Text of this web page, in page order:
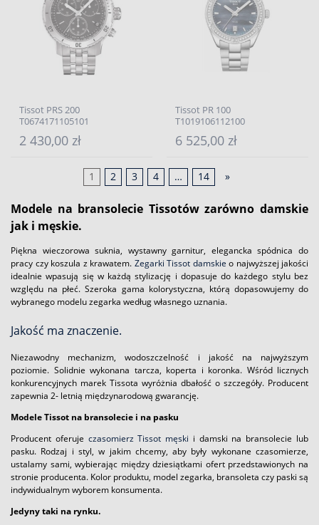
Tissot PRS 200
T0674171105101
2 430,00 zł
Tissot PR 100
T1019106112100
6 525,00 zł
1 2 3 4 … 14 »
Modele na bransolecie Tissotów zarówno damskie
jak i męskie.
Piękna wieczorowa suknia, wystawny garnitur, elegancka spódnica do
pracy czy koszula z krawatem. Zegarki Tissot damskie o najwyższej jakości
idealnie wpasują się w każdą stylizację i dopasuje do każdego stylu bez
względu na płeć. Szeroka gama kolorystyczna, którą dopasowujemy do
wybranego modelu zegarka według własnego uznania.
Jakość ma znaczenie.
Niezawodny mechanizm, wodoszczelność i jakość na najwyższym
poziomie. Solidnie wykonana tarcza, koperta i koronka. Wśród licznych
konkurencyjnych marek Tissota wyróżnia dbałość o szczegóły. Producent
zapewnia 2- letnią międzynarodową gwarancję.
Modele Tissot na bransolecie i na pasku
Producent oferuje czasomierz Tissot męski i damski na bransolecie lub
pasku. Rodzaj i styl, w jakim chcemy, aby były wykonane czasomierze,
ustalamy sami, wybierając między dziesiątkami ofert przedstawionych na
stronie producenta. Kolor produktu, model zegarka, bransoleta czy paski są
indywidualnym wyborem konsumenta.
Jedyny taki na rynku.